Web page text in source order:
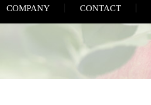
COMPANY CONTACT